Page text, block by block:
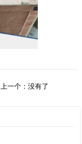
上一个：没有了